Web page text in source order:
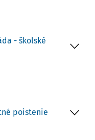
- školské
poistenie